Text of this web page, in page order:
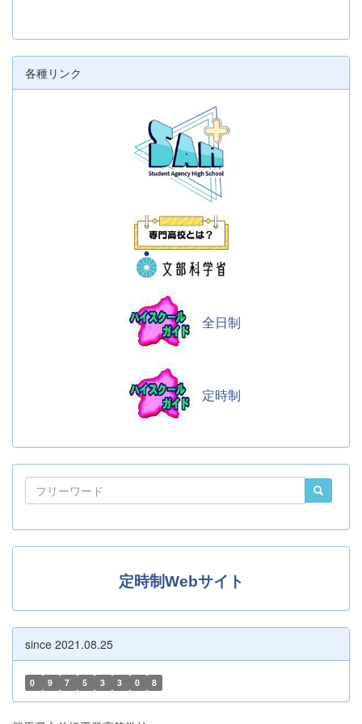
各種リンク
全日制
定時制
定時制Webサイト
since 2021.08.25
0 9 7 5 3 3 0 8